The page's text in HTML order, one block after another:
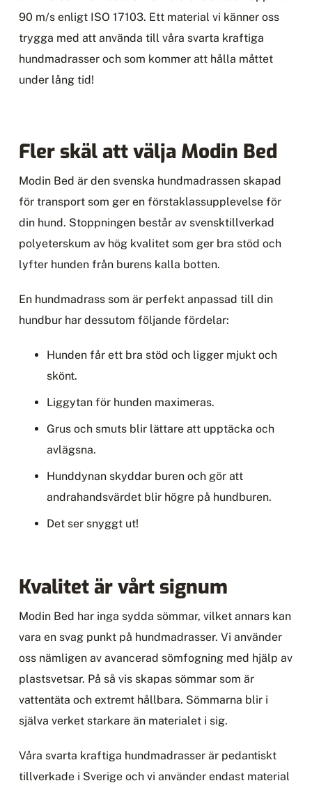
90 m/s enligt ISO 17103. Ett material vi känner oss
trygga med att använda till våra svarta kraftiga
hundmadrasser och som kommer att hålla måttet
under lång tid!
Fler skäl att välja Modin Bed
Modin Bed är den svenska hundmadrassen skapad
för transport som ger en förstaklassupplevelse för
din hund. Stoppningen består av svensktillverkad
polyeterskum av hög kvalitet som ger bra stöd och
lyfter hunden från burens kalla botten.
En hundmadrass som är perfekt anpassad till din
hundbur har dessutom följande fördelar:
Hunden får ett bra stöd och ligger mjukt och
skönt.
Liggytan för hunden maximeras.
Grus och smuts blir lättare att upptäcka och
avlägsna.
Hunddynan skyddar buren och gör att
andrahandsvärdet blir högre på hundburen.
Det ser snyggt ut!
Kvalitet är vårt signum
Modin Bed har inga sydda sömmar, vilket annars kan
vara en svag punkt på hundmadrasser. Vi använder
oss nämligen av avancerad sömfogning med hjälp av
plastsvetsar. På så vis skapas sömmar som är
vattentäta och extremt hållbara. Sömmarna blir i
själva verket starkare än materialet i sig.
Våra svarta kraftiga hundmadrasser är pedantiskt
tillverkade i Sverige och vi använder endast material